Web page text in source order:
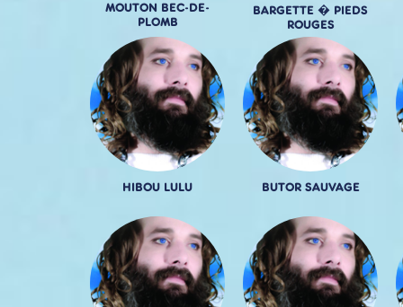
MOUTON BEC-DE-
PLOMB
BARGETTE � PIEDS
ROUGES
HIBOU LULU BUTOR SAUVAGE